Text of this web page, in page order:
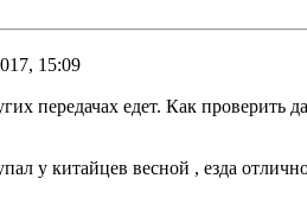
15:09
передачах едет. Как проверить
у китайцев весной , езда